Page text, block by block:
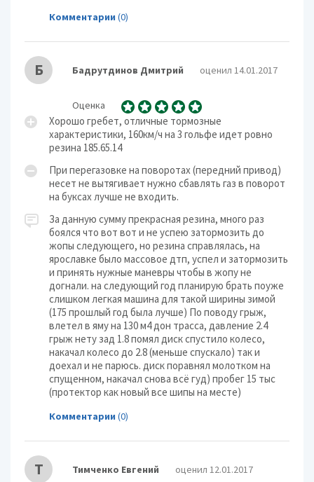
Комментарии (0)
Б Бадрутдинов Дмитрий оценил 14.01.2017
Оценка
Хорошо гребет, отличные тормозные
характеристики, 160км/ч на 3 гольфе идет ровно
резина 185.65.14
При перегазовке на поворотах (передний привод)
несет не вытягивает нужно сбавлять газ в поворот
на буксах лучше не входить.
За данную сумму прекрасная резина, много раз
боялся что вот вот и не успею затормозить до
жопы следующего, но резина справлялась, на
ярославке было массовое дтп, успел и затормозить
и принять нужные маневры чтобы в жопу не
догнали. на следующий год планирую брать поуже
слишком легкая машина для такой ширины зимой
(175 прошлый год была лучше) По поводу грыж,
влетел в яму на 130 м4 дон трасса, давление 2.4
грыж нету зад 1.8 помял диск спустило колесо,
накачал колесо до 2.8 (меньше спускало) так и
доехал и не парюсь. диск поравнял молотком на
спущенном, накачал снова всё гуд) пробег 15 тыс
(протектор как новый все шипы на месте)
Комментарии (0)
Т Тимченко Евгений оценил 12.01.2017